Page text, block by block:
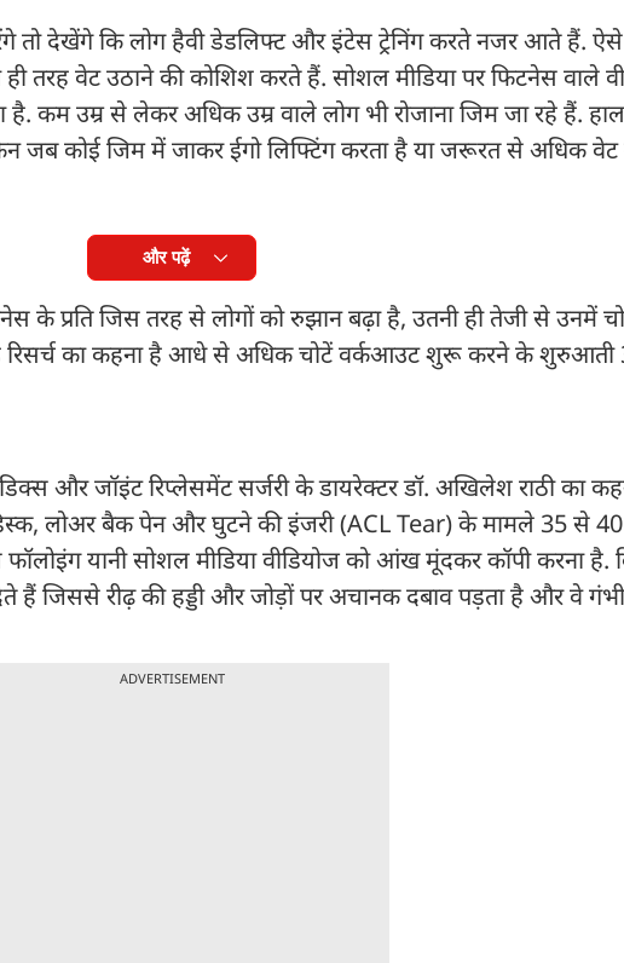
तो देखेंगे कि लोग हैवी डेडलिफ्ट और इंटेस ट्रेनिंग करते नजर आते हैं.
वेट उठाने की कोशिश करते हैं. सोशल मीडिया पर फिटनेस वाले
उम्र से लेकर अधिक उम्र वाले लोग भी रोजाना जिम जा रहे हैं.
जब कोई जिम में जाकर ईगो लिफ्टिंग करता है या जरूरत से अधिक वेट
और पढ़ें
के प्रति जिस तरह से लोगों को रुझान बढ़ा है, उतनी ही तेजी से उनमें
रिसर्च का कहना है आधे से अधिक चोटें वर्कआउट शुरू करने के शुरुआती
और जॉइंट रिप्लेसमेंट सर्जरी के डायरेक्टर डॉ. अखिलेश राठी का
लोअर बैक पेन और घुटने की इंजरी (ACL Tear) के मामले 35 से
यानी सोशल मीडिया वीडियोज को आंख मूंदकर कॉपी करना है.
हैं जिससे रीढ़ की हड्डी और जोड़ों पर अचानक दबाव पड़ता है और वे
ADVERTISEMENT